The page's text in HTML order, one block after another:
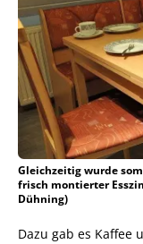
Gleichzeitig wurde
frisch montierter
Dühning)
Dazu gab es Kaffee